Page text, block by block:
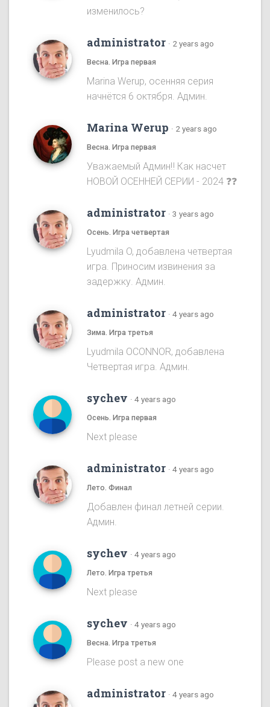
изменилось?
administrator · 2 years ago
Весна. Игра первая
Marina Werup, осенняя серия
начнётся 6 октября. Админ.
Marina Werup · 2 years ago
Весна. Игра первая
Уважаемый Админ‼️ Как насчет
НОВОЙ ОСЕННЕЙ СЕРИИ - 2024 ❓❓
administrator · 3 years ago
Осень. Игра четвертая
Lyudmila O, добавлена четвертая
игра. Приносим извинения за
задержку. Админ.
administrator · 4 years ago
Зима. Игра третья
Lyudmila OCONNOR, добавлена
Четвертая игра. Админ.
sychev · 4 years ago
Осень. Игра первая
Next please
administrator · 4 years ago
Лето. Финал
Добавлен финал летней серии.
Админ.
sychev · 4 years ago
Лето. Игра третья
Next please
sychev · 4 years ago
Весна. Игра третья
Please post a new one
administrator · 4 years ago